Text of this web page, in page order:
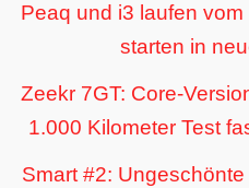
Peaq und i3 laufen
starten in
Zeekr 7GT: Core-
1.000 Kilometer Test
Smart #2: